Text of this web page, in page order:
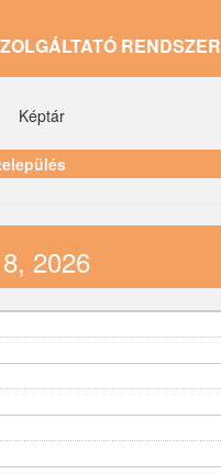
RENDSZER
Képtár
2026